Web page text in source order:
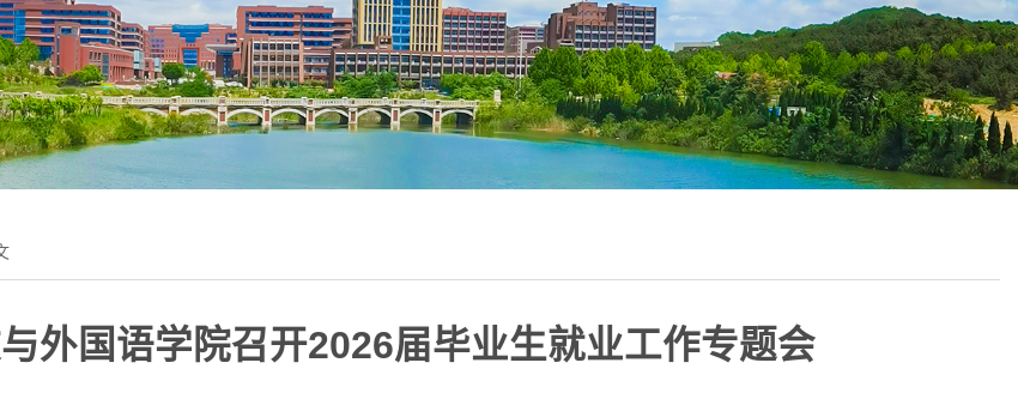
外国语学院召开2026届毕业生就业工作专题会